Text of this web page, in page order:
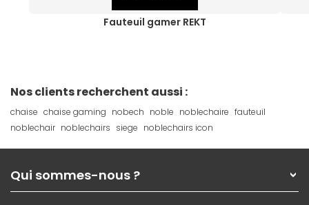
Fauteuil gamer REKT
Nos clients recherchent aussi :
chaise chaise gaming nobech noble noblechaire fauteuil
noblechair noblechairs siege noblechairs icon
Qui sommes-nous ?